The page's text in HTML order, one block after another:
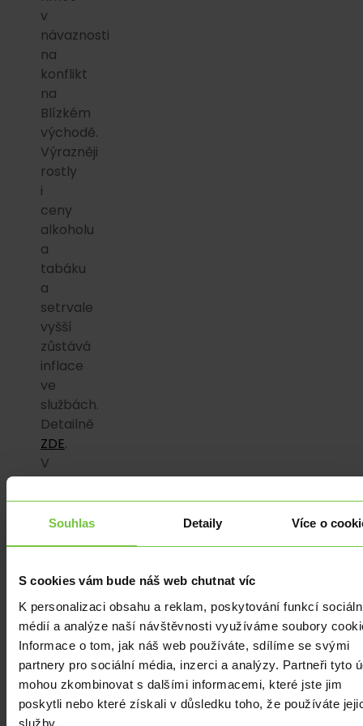
Souhlas Detaily Více o
S cookies vám bude náš web chutnat víc
K personalizaci obsahu a reklam, poskytování funkcí
médií a analýze naší návštěvnosti využíváme soubory
Informace o tom, jak náš web používáte, sdílíme se svými
partnery pro sociální média, inzerci a analýzy. Partneři tyto
mohou zkombinovat s dalšími informacemi, které jste jim
poskytli nebo které získali v důsledku toho, že používáte
služby.
v
návaznosti
na
konflikt
na
Blízkém
východě.
Výrazněji
rostly
i
ceny
alkoholu
a
tabáku
a
setrvale
vyšší
zůstává
inflace
ve
službách.
Detailně
ZDE.
V
eurozóně
index
PMI
ve
v
dubnu
finálně
47,6
z
březnových